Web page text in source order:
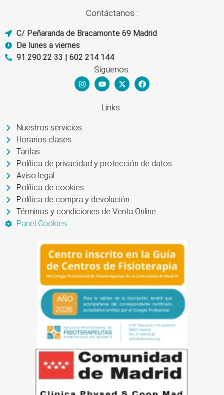
Contáctanos :
C/ Peñaranda de Bracamonte 69 Madrid
De lunes a viernes
91 290 22 33 | 602 214 144
Síguenos:
Links :
Nuestros servicios
Horarios clases
Tarifas
Política de privacidad y protección de datos
Aviso legal
Política de cookies
Política de compra y devolución
Términos y condiciones de Venta Online
Panel Cookies